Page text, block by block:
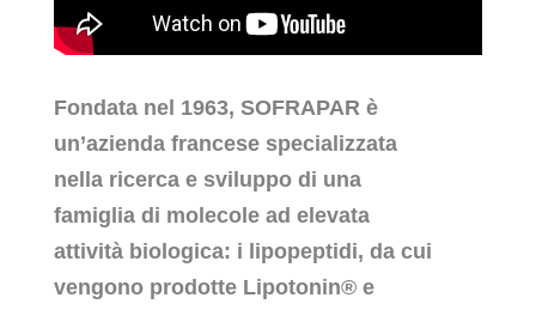
Fondata nel 1963, SOFRAPAR è
un’azienda francese specializzata
nella ricerca e sviluppo di una
famiglia di molecole ad elevata
attività biologica: i lipopeptidi, da cui
vengono prodotte Lipotonin® e